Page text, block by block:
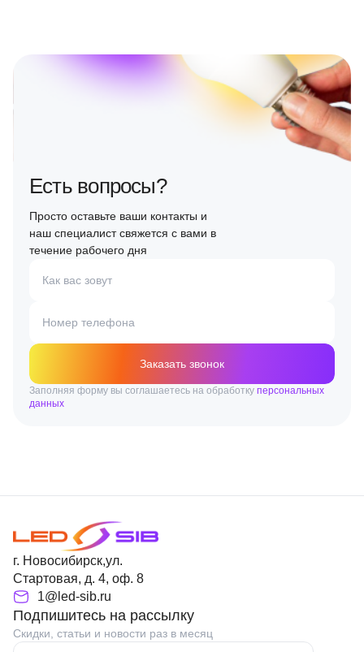
Есть вопросы?
Просто оставьте ваши контакты и
наш специалист свяжется с вами в
течение рабочего дня
Как вас зовут
Номер телефона
Заказать звонок
Заполняя форму вы соглашаетесь на обработку персональных
данных
г. Новосибирск,ул.
Стартовая, д. 4, оф. 8
1@led-sib.ru
Подпишитесь на рассылку
Скидки, статьи и новости раз в месяц